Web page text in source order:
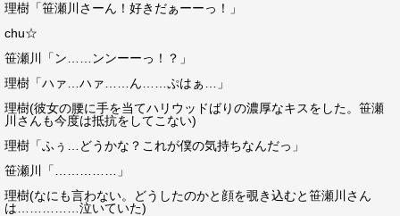
理樹「笹瀬川さーん！好きだぁーーっ！」
chu☆
笹瀬川「ン……ンンーーっ！？」
理樹「ハァ…ハァ……ん……ぷはぁ…」
理樹(彼女の腰に手を当てハリウッドばりの濃厚なキスをした。笹瀬
川さんも今度は抵抗をしてこない)
理樹「ふぅ…どうかな？これが僕の気持ちなんだっ」
笹瀬川「……………」
理樹(なにも言わない。どうしたのかと顔を覗き込むと笹瀬川さん
は……………泣いていた)